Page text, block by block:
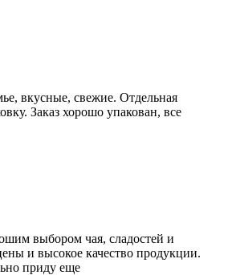
вкусные, свежие. Отдельная
Заказ хорошо упакован, все
выбором чая, сладостей и
и высокое качество продукции.
приду еще